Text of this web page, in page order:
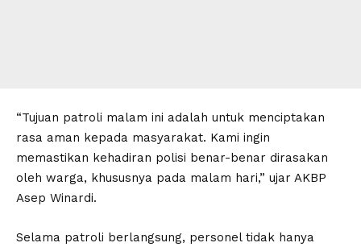
“Tujuan patroli malam ini adalah untuk menciptakan
rasa aman kepada masyarakat. Kami ingin
memastikan kehadiran polisi benar-benar dirasakan
oleh warga, khususnya pada malam hari,” ujar AKBP
Asep Winardi.
Selama patroli berlangsung, personel tidak hanya